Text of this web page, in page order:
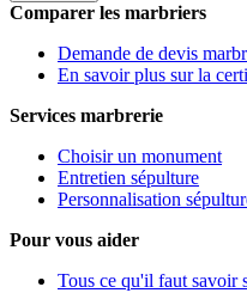
Comparer les marbriers
Demande de devis
En savoir plus sur la
Services marbrerie
Choisir un monument
Entretien sépulture
Personnalisation
Pour vous aider
Tous ce qu'il faut savoir